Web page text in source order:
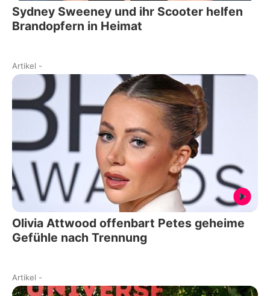
Sydney Sweeney und ihr Scooter helfen
Brandopfern in Heimat
Artikel -
Olivia Attwood offenbart Petes geheime
Gefühle nach Trennung
Artikel -